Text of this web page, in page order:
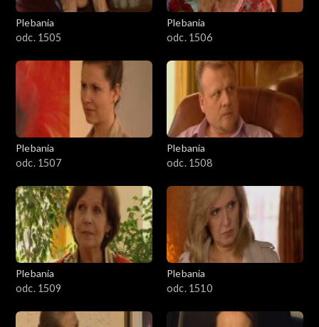
1001-1100
1101-1200
1201-1300
1301-1400
1501-1600
1601-1700
1701-1800
1801–1829
Plebania
odc. 1505
Plebania
odc. 1506
Plebania
odc. 1507
Plebania
odc. 1508
Plebania
odc. 1509
Plebania
odc. 1510